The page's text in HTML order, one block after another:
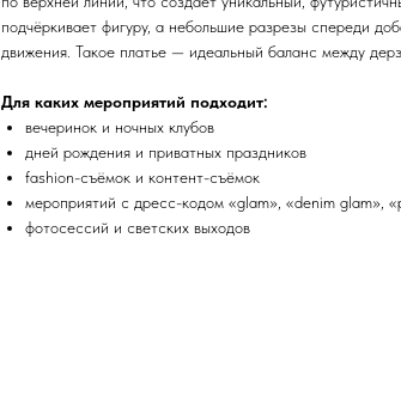
подчёркивает фигуру, а небольшие разрезы спереди
движения. Такое платье — идеальный баланс между
Для каких мероприятий подходит:
вечеринок и ночных клубов
дней рождения и приватных праздников
fashion-съёмок и контент-съёмок
мероприятий с дресс-кодом «glam», «denim glam»,
фотосессий и светских выходов